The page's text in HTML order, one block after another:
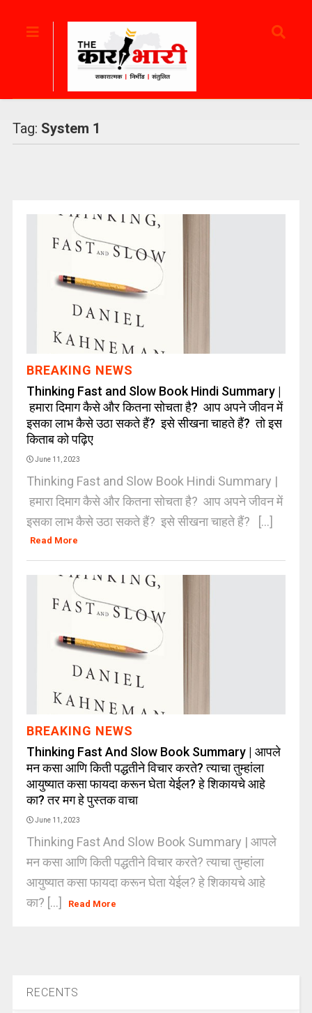
Tag: System 1
BREAKING NEWS
Thinking Fast and Slow Book Hindi Summary |
हमारा दिमाग कैसे और कितना सोचता है? आप अपने जीवन में
इसका लाभ कैसे उठा सकते हैं? इसे सीखना चाहते हैं? तो इस
किताब को पढ़िए
June 11, 2023
Thinking Fast and Slow Book Hindi Summary |
हमारा दिमाग कैसे और कितना सोचता है? आप अपने जीवन में
इसका लाभ कैसे उठा सकते हैं? इसे सीखना चाहते हैं? [...]
Read More
BREAKING NEWS
Thinking Fast And Slow Book Summary | आपले
मन कसा आणि किती पद्धतीने विचार करते? त्याचा तुम्हांला
आयुष्यात कसा फायदा करून घेता येईल? हे शिकायचे आहे
का? तर मग हे पुस्तक वाचा
June 11, 2023
Thinking Fast And Slow Book Summary | आपले
मन कसा आणि किती पद्धतीने विचार करते? त्याचा तुम्हांला
आयुष्यात कसा फायदा करून घेता येईल? हे शिकायचे आहे
का? [...]
Read More
RECENTS